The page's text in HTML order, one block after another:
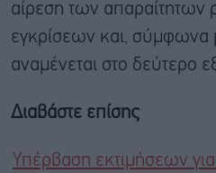
αίρεση των απαραίτητων
εγκρίσεων και, σύμφωνα
αναμένεται στο δεύτερο
Διαβάστε επίσης
Υπέρβαση εκτιμήσεων